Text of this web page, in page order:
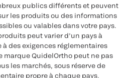
publics différents et peuvent
les produits ou des informations
ou valables dans votre pays.
peut varier d’un pays à
à des exigences réglementaires
marque QuidelOrtho peut ne pas
les marchés, sous réserve de
propre à chaque pays.